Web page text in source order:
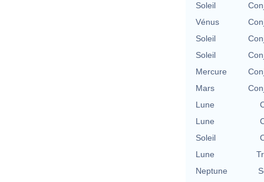
Soleil
Vénus
Soleil
Soleil
Mercure
Mars
Lune
Lune
Soleil
Lune
Neptune